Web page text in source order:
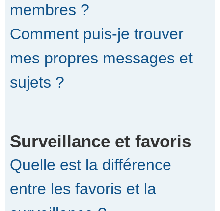
membres ?
Comment puis-je trouver
mes propres messages et
sujets ?
Surveillance et favoris
Quelle est la différence
entre les favoris et la